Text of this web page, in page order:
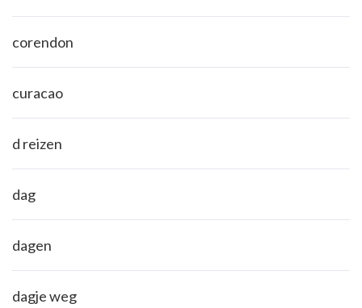
corendon
curacao
d reizen
dag
dagen
dagje weg